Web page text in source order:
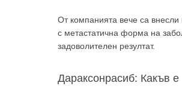
От компанията вече са
с метастатична форма на
задоволителен резултат.
Дараксонрасиб: Какъв